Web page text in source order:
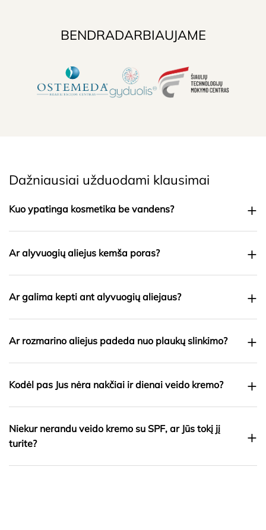
BENDRADARBIAUJAME
Dažniausiai užduodami klausimai
Kuo ypatinga kosmetika be vandens? +
Ar alyvuogių aliejus kemša poras? +
Ar galima kepti ant alyvuogių aliejaus? +
Ar rozmarino aliejus padeda nuo plaukų slinkimo? +
Kodėl pas Jus nėra nakčiai ir dienai veido kremo? +
Niekur nerandu veido kremo su SPF, ar Jūs tokį jį
turite?
+